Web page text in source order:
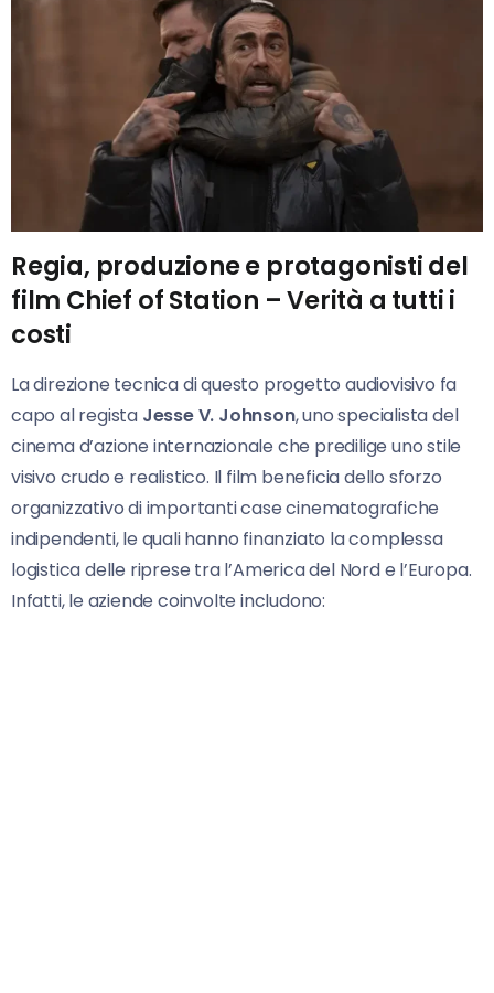
Regia, produzione e protagonisti del
film Chief of Station – Verità a tutti i
costi
La direzione tecnica di questo progetto audiovisivo fa
capo al regista Jesse V. Johnson, uno specialista del
cinema d’azione internazionale che predilige uno stile
visivo crudo e realistico. Il film beneficia dello sforzo
organizzativo di importanti case cinematografiche
indipendenti, le quali hanno finanziato la complessa
logistica delle riprese tra l’America del Nord e l’Europa.
Infatti, le aziende coinvolte includono: